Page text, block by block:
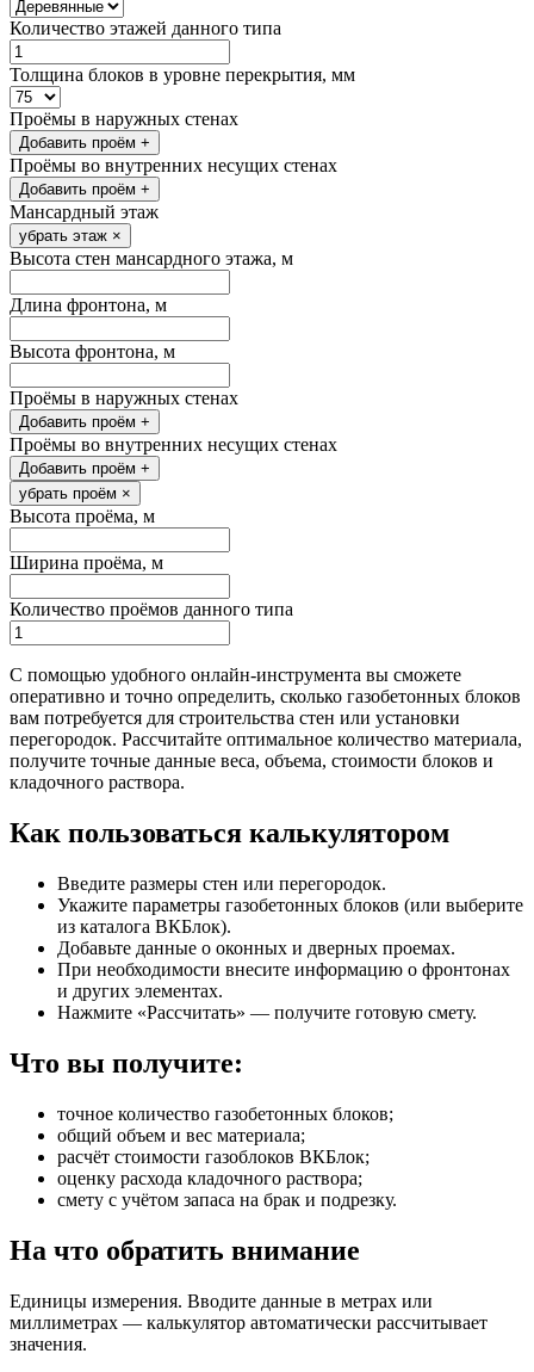
Количество этажей данного типа
Толщина блоков в уровне перекрытия, мм
Проёмы в наружных стенах
Добавить проём +
Проёмы во внутренних несущих стенах
Добавить проём +
Мансардный этаж
убрать этаж ×
Высота стен мансардного этажа, м
Длина фронтона, м
Высота фронтона, м
Проёмы в наружных стенах
Добавить проём +
Проёмы во внутренних несущих стенах
Добавить проём +
убрать проём ×
Высота проёма, м
Ширина проёма, м
Количество проёмов данного типа
С помощью удобного онлайн-инструмента вы сможете
оперативно и точно определить, сколько газобетонных блоков
вам потребуется для строительства стен или установки
перегородок. Рассчитайте оптимальное количество материала,
получите точные данные веса, объема, стоимости блоков и
кладочного раствора.
Как пользоваться калькулятором
Введите размеры стен или перегородок.
Укажите параметры газобетонных блоков (или выберите
из каталога ВКБлок).
Добавьте данные о оконных и дверных проемах.
При необходимости внесите информацию о фронтонах
и других элементах.
Нажмите «Рассчитать» — получите готовую смету.
Что вы получите:
точное количество газобетонных блоков;
общий объем и вес материала;
расчёт стоимости газоблоков ВКБлок;
оценку расхода кладочного раствора;
смету с учётом запаса на брак и подрезку.
На что обратить внимание
Единицы измерения. Вводите данные в метрах или
миллиметрах — калькулятор автоматически рассчитывает
значения.